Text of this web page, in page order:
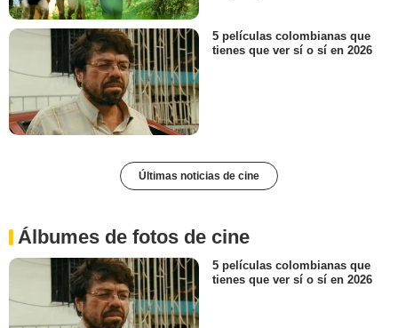
5 películas colombianas que
tienes que ver sí o sí en 2026
Últimas noticias de cine
Álbumes de fotos de cine
5 películas colombianas que
tienes que ver sí o sí en 2026